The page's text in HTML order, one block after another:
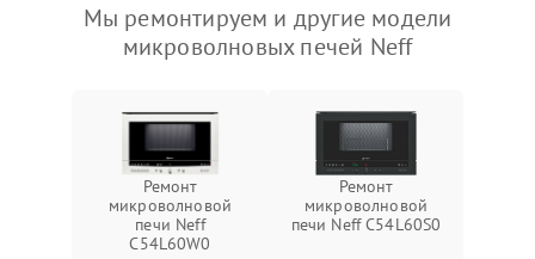
Мы ремонтируем и другие модели
микроволновых печей Neff
Ремонт
микроволновой
печи Neff
C54L60W0
Ремонт
микроволновой
печи Neff C54L60S0